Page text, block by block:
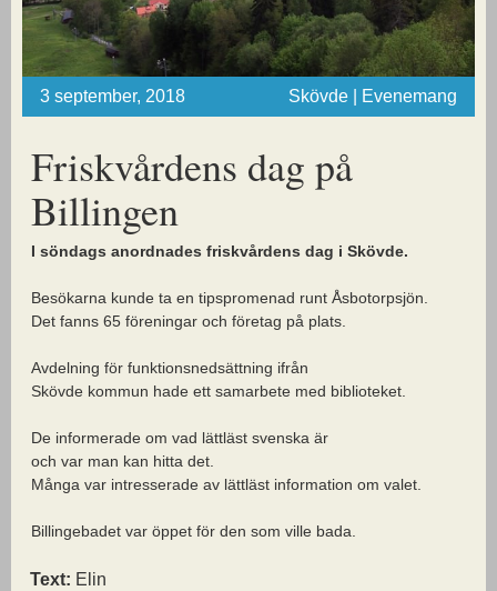
3 september, 2018 Skövde | Evenemang
Friskvårdens dag på
Billingen
I söndags anordnades friskvårdens dag i Skövde.
Besökarna kunde ta en tipspromenad runt Åsbotorpsjön.
Det fanns 65 föreningar och företag på plats.
Avdelning för funktionsnedsättning ifrån
Skövde kommun hade ett samarbete med biblioteket.
De informerade om vad lättläst svenska är
och var man kan hitta det.
Många var intresserade av lättläst information om valet.
Billingebadet var öppet för den som ville bada.
Text: Elin